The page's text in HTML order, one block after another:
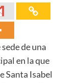
de una
en la que
Santa Isabel